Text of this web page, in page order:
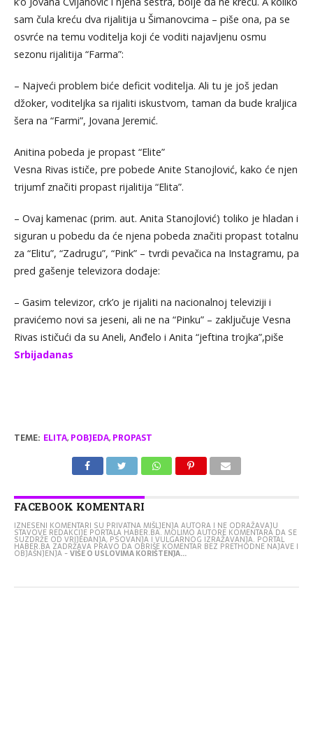
sam čula kreću dva rijalitija u Šimanovcima – piše ona, pa se
osvrće na temu voditelja koji će voditi najavljenu osmu
sezonu rijalitija “Farma”:
– Najveći problem biće deficit voditelja. Ali tu je još jedan
džoker, voditeljka sa rijaliti iskustvom, taman da bude kraljica
šera na “Farmi”, Jovana Jeremić.
Anitina pobeda je propast “Elite”
Vesna Rivas ističe, pre pobede Anite Stanojlović, kako će njen
trijumf značiti propast rijalitija “Elita”.
– Ovaj kamenac (prim. aut. Anita Stanojlović) toliko je hladan i
siguran u pobedu da će njena pobeda značiti propast totalnu
za “Elitu”, “Zadrugu”, “Pink” – tvrdi pevačica na Instagramu, pa
pred gašenje televizora dodaje:
– Gasim televizor, crk’o je rijaliti na nacionalnoj televiziji i
pravićemo novi sa jeseni, ali ne na “Pinku” – zaključuje Vesna
Rivas ističući da su Aneli, Anđelo i Anita “jeftina trojka”,piše
Srbijadanas
TEME: ELITA, POBJEDA, PROPAST
FACEBOOK KOMENTARI
IZNESENI KOMENTARI SU PRIVATNA MIŠLJENJA AUTORA I NE ODRAŽAVAJU
STAVOVE REDAKCIJE PORTALA HABER.BA. MOLIMO AUTORE KOMENTARA DA SE
SUZDRŽE OD VRIJEĐANJA, PSOVANJA I VULGARNOG IZRAŽAVANJA. PORTAL
HABER.BA ZADRŽAVA PRAVO DA OBRIŠE KOMENTAR BEZ PRETHODNE NAJAVE I
OBJAŠNJENJA -VIŠE O USLOVIMA KORIŠTENJA...